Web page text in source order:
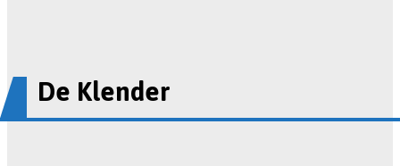
De Klender